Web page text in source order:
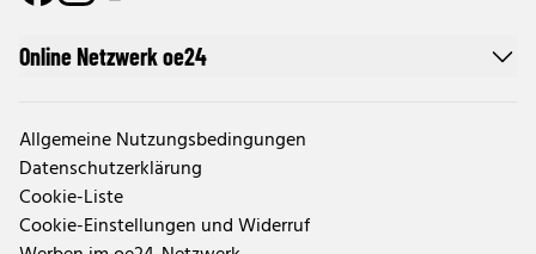
Online Netzwerk oe24
Allgemeine Nutzungsbedingungen
Datenschutzerklärung
Cookie-Liste
Cookie-Einstellungen und Widerruf